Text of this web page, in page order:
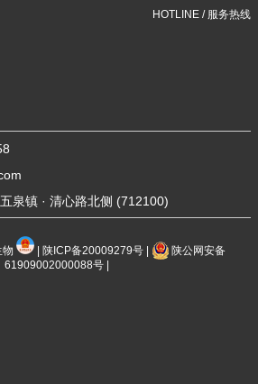
HOTLINE / 服务热线
泉镇 · 清心路北侧 (712100)
物 陕ICP备20009279号
陕公网安备
61909002000088号